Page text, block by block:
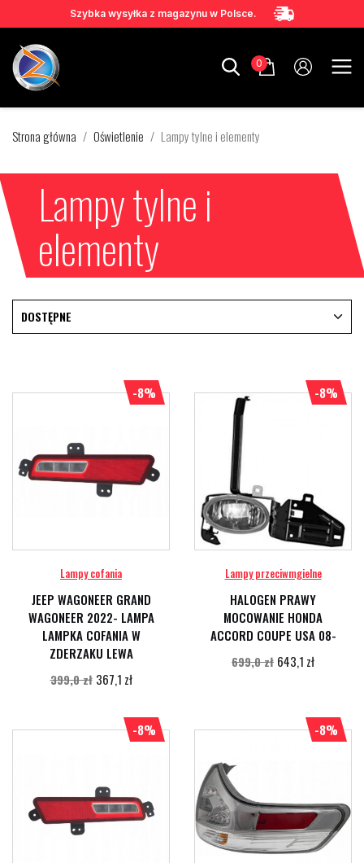
Szybka wysyłka z magazynu w Polsce.
0
Strona główna Oświetlenie Lampy tylne i elementy
Lampy tylne i
elementy
DOSTĘPNE
Lampy cofania
JEEP WAGONEER GRAND
WAGONEER 2022- LAMPA
LAMPKA COFANIA W
ZDERZAKU LEWA
399,0 zł 367,1 zł
-8%
Lampy przeciwmgielne
HALOGEN PRAWY
MOCOWANIE HONDA
ACCORD COUPE USA 08-
699,0 zł 643,1 zł
-8%
-8% -8%